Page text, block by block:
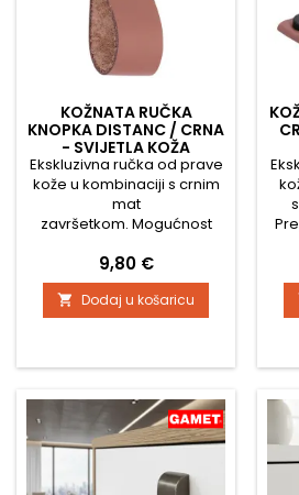
KOŽNATA RUČKA
KNOPKA DISTANC / CRNA
- SVIJETLA KOŽA
Ekskluzivna ručka od prave
kože u kombinaciji s crnim
mat
završetkom. Mogućnost
ručkom
Cijena
9,80 €
 Dodaj u košaricu